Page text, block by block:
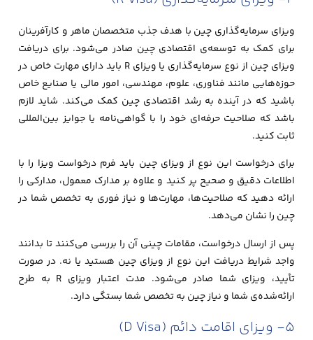
ویزای سرمایه‌گذاری چین با هدف جذب متخصصان ماهر و کارآفرینان
برای کمک به توسعه‌ی اقتصادی چین صادر می‌شود. برای دریافت
ویزای چین از نوع سرمایه‌گذاری یا ویزای R باید دارای مهارت خاص در
حوزه‌هایی مانند فناوری، علوم، مهندسی، امور مالی یا صنایع خاص
باشید که در آینده به رشد اقتصادی چین کمک می‌کند. شاید لازم
باشد که صلاحیت حرفه‌ای خود را با گواهی‌نامه یا جوایز بین‌المللی
ثابت کنید.
برای درخواست این نوع از ویزای چین باید فرم درخواست ویزا را با
اطلاعات دقیق و صحیح پر کنید و علاوه بر مدارک معمول، مدارکی را
ارائه دهید که صلاحیت‌ها، مهارت‌ها و نیاز فوری به تخصص شما در
چین را نشان می‌دهد.
پس از ارسال درخواست، مقامات چینی آن را بررسی می‌کنند تا بدانند
واجد شرایط دریافت این نوع از ویزای چین هستید یا نه. در صورت
تأیید، ویزای شما صادر می‌شود. مدت اعتبار ویزای R به طرح
ارائه‌شده‌ی شما و نیاز چین به تخصص شما بستگی دارد.
5- ویزای اقامت دائم (D Visa)